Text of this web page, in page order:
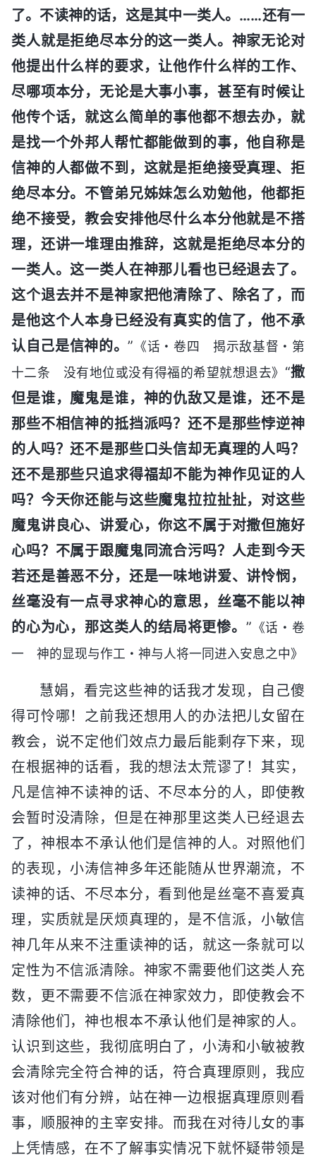
了。不读神的话，这是其中一类人。……还有一
类人就是拒绝尽本分的这一类人。神家无论对
他提出什么样的要求，让他作什么样的工作、
尽哪项本分，无论是大事小事，甚至有时候让
他传个话，就这么简单的事他都不想去办，就
是找一个外邦人帮忙都能做到的事，他自称是
信神的人都做不到，这就是拒绝接受真理、拒
绝尽本分。不管弟兄姊妹怎么劝勉他，他都拒
绝不接受，教会安排他尽什么本分他就是不搭
理，还讲一堆理由推辞，这就是拒绝尽本分的
一类人。这一类人在神那儿看也已经退去了。
这个退去并不是神家把他清除了、除名了，而
是他这个人本身已经没有真实的信了，他不承
认自己是信神的。” 《话・卷四 揭示敌基督・第
十二条 没有地位或没有得福的希望就想退去》 “撒
但是谁，魔鬼是谁，神的仇敌又是谁，还不是
那些不相信神的抵挡派吗？还不是那些悖逆神
的人吗？还不是那些口头信却无真理的人吗？
还不是那些只追求得福却不能为神作见证的人
吗？今天你还能与这些魔鬼拉拉扯扯，对这些
魔鬼讲良心、讲爱心，你这不属于对撒但施好
心吗？不属于跟魔鬼同流合污吗？人走到今天
若还是善恶不分，还是一味地讲爱、讲怜悯，
丝毫没有一点寻求神心的意思，丝毫不能以神
的心为心，那这类人的结局将更惨。 ” 《话・卷
一 神的显现与作工・神与人将一同进入安息之中》
慧娟，看完这些神的话我才发现，自己傻
得可怜哪！之前我还想用人的办法把儿女留在
教会，说不定他们效点力最后能剩存下来，现
在根据神的话看，我的想法太荒谬了！其实，
凡是信神不读神的话、不尽本分的人，即使教
会暂时没清除，但是在神那里这类人已经退去
了，神根本不承认他们是信神的人。对照他们
的表现，小涛信神多年还能随从世界潮流，不
读神的话、不尽本分，看到他是丝毫不喜爱真
理，实质就是厌烦真理的，是不信派，小敏信
神几年从来不注重读神的话，就这一条就可以
定性为不信派清除。神家不需要他们这类人充
数，更不需要不信派在神家效力，即使教会不
清除他们，神也根本不承认他们是神家的人。
认识到这些，我彻底明白了，小涛和小敏被教
会清除完全符合神的话，符合真理原则，我应
该对他们有分辨，站在神一边根据真理原则看
事，顺服神的主宰安排。而我在对待儿女的事
上凭情感，在不了解事实情况下就怀疑带领是